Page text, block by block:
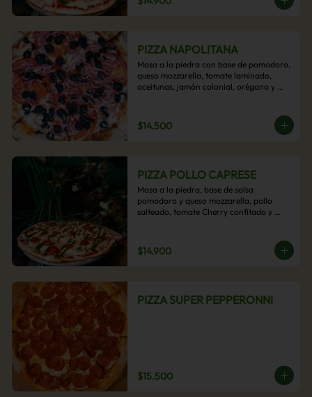
PIZZA NAPOLITANA
Masa a la piedra con base de pomodoro,
queso mozzarella, tomate laminado,
aceitunas, jamón colonial, orégano y
$14.500
PIZZA POLLO CAPRESE
Masa a la piedra, base de salsa
pomodoro y queso mozzarella, pollo
salteado, tomate Cherry confitado y
$14.900
PIZZA SUPER PEPPERONNI
$15.500